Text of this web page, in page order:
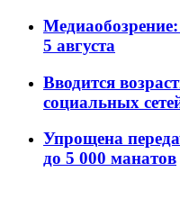
5 августа
Вводится
социальных
Упрощена
до 5 000 манатов